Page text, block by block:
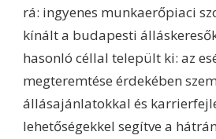
rá: ingyenes munkaerőpiaci
kínált a budapesti
hasonló céllal települt ki: az
megteremtése érdekében
állásajánlatokkal és
lehetőségekkel segítve a